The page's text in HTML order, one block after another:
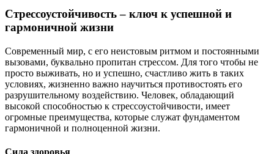
Стрессоустойчивость – ключ к успешной и
гармоничной жизни
Современный мир, с его неистовым ритмом и постоянными
вызовами, буквально пропитан стрессом. Для того чтобы не
просто выживать, но и успешно, счастливо жить в таких
условиях, жизненно важно научиться противостоять его
разрушительному воздействию. Человек, обладающий
высокой способностью к стрессоустойчивости, имеет
огромные преимущества, которые служат фундаментом
гармоничной и полноценной жизни.
Сила здоровья